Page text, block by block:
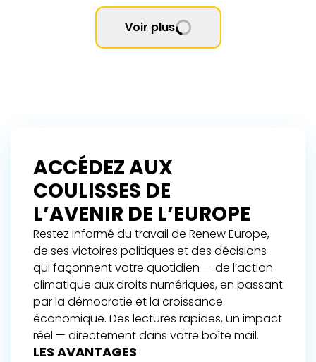
Voir plus
ACCÉDEZ AUX
COULISSES DE
L’AVENIR DE L’EUROPE
Restez informé du travail de Renew Europe,
de ses victoires politiques et des décisions
qui façonnent votre quotidien — de l’action
climatique aux droits numériques, en passant
par la démocratie et la croissance
économique. Des lectures rapides, un impact
réel — directement dans votre boîte mail.
LES AVANTAGES